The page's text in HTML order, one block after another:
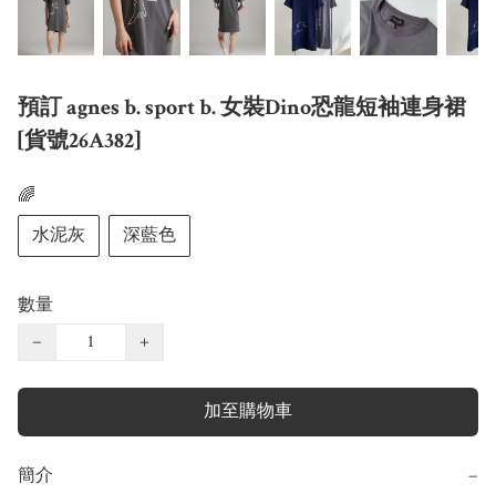
預訂 agnes b. sport b. 女裝Dino恐龍短袖連身裙
[貨號26A382]
🌈
水泥灰
深藍色
數量
−
+
加至購物車
簡介 −